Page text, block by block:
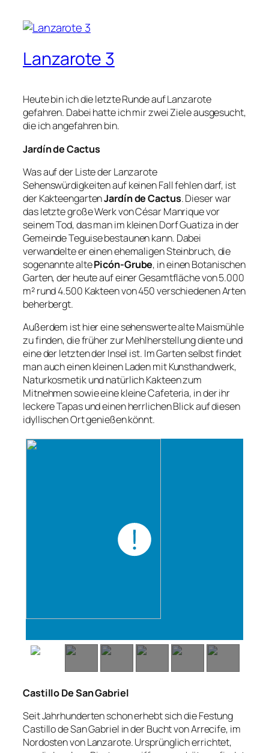
Lanzarote 3
Heute bin ich die letzte Runde auf Lanzarote
gefahren. Dabei hatte ich mir zwei Ziele ausgesucht,
die ich angefahren bin.
Jardín de Cactus
Was auf der Liste der Lanzarote
Sehenswürdigkeiten auf keinen Fall fehlen darf, ist
der KakteengartenJardín de Cactus. Dieser war
das letzte große Werk von César Manrique vor
seinem Tod, das man im kleinen Dorf Guatiza in der
Gemeinde Teguise bestaunen kann. Dabei
verwandelte er einen ehemaligen Steinbruch, die
sogenannte altePicón-Grube, in einen Botanischen
Garten, der heute auf einer Gesamtfläche von 5.000
m² rund 4.500 Kakteen von 450 verschiedenen Arten
beherbergt.
Außerdem ist hier eine sehenswerte alte Maismühle
zu finden, die früher zur Mehlherstellung diente und
eine der letzten der Insel ist. Im Garten selbst findet
man auch einen kleinen Laden mit Kunsthandwerk,
Naturkosmetik und natürlich Kakteen zum
Mitnehmen sowie eine kleine Cafeteria, in der ihr
leckere Tapas und einen herrlichen Blick auf diesen
idyllischen Ort genießen könnt.
Castillo De San Gabriel
Seit Jahrhunderten schon erhebt sich die Festung
Castillo de San Gabriel in der Bucht von Arrecife, im
Nordosten von Lanzarote. Ursprünglich errichtet,